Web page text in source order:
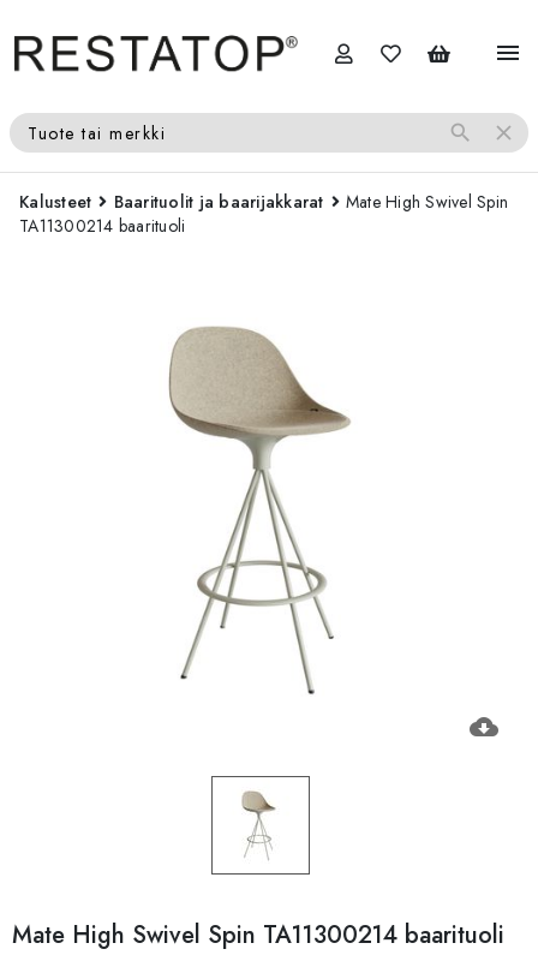
menu
Tuote tai merkki search close
Kalusteet Baarituolit ja baarijakkarat
Mate High Swivel Spin
TA11300214 baarituoli
cloud_download
Mate High Swivel Spin TA11300214 baarituoli